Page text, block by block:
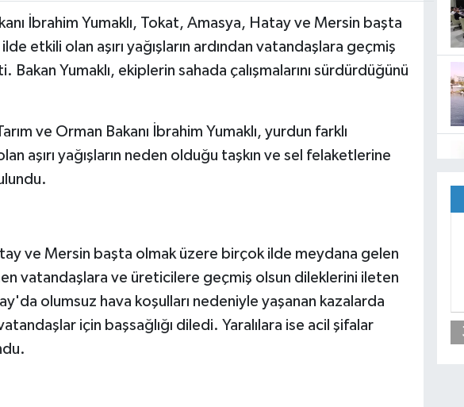
İbrahim Yumaklı, Tokat, Amasya, Hatay ve Mersin başta
etkili olan aşırı yağışların ardından vatandaşlara geçmiş
Bakan Yumaklı, ekiplerin sahada çalışmalarını sürdürdüğünü
ve Orman Bakanı İbrahim Yumaklı, yurdun farklı
aşırı yağışların neden olduğu taşkın ve sel felaketlerine
ve Mersin başta olmak üzere birçok ilde meydana gelen
vatandaşlara ve üreticilere geçmiş olsun dileklerini ileten
olumsuz hava koşulları nedeniyle yaşanan kazalarda
için başsağlığı diledi. Yaralılara ise acil şifalar